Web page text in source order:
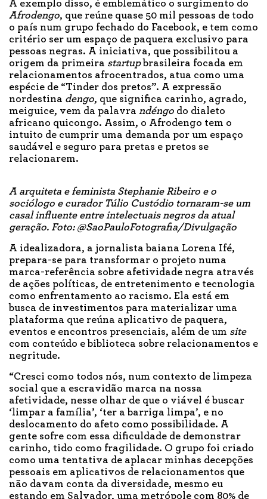
A exemplo disso, é emblemático o surgimento do
Afrodengo, que reúne quase 50 mil pessoas de todo
o país num grupo fechado do Facebook, e tem como
critério ser um espaço de paquera exclusivo para
pessoas negras. A iniciativa, que possibilitou a
origem da primeira startupbrasileira focada em
relacionamentos afrocentrados, atua como uma
espécie de “Tinder dos pretos”. A expressão
nordestina dengo, que significa carinho, agrado,
meiguice, vem da palavra ndéngo do dialeto
africano quicongo. Assim, o Afrodengo tem o
intuito de cumprir uma demanda por um espaço
saudável e seguro para pretas e pretos se
relacionarem.
A arquiteta e feminista Stephanie Ribeiro e o
sociólogo e curador Túlio Custódio tornaram-se um
casal influente entre intelectuais negros da atual
geração. Foto: @SaoPauloFotografia/Divulgação
A idealizadora, a jornalista baiana Lorena Ifé,
prepara-se para transformar o projeto numa
marca-referência sobre afetividade negra através
de ações políticas, de entretenimento e tecnologia
como enfrentamento ao racismo. Ela está em
busca de investimentos para materializar uma
plataforma que reúna aplicativo de paquera,
eventos e encontros presenciais, além de um site
com conteúdo e biblioteca sobre relacionamentos e
negritude.
“Cresci como todos nós, num contexto de limpeza
social que a escravidão marca na nossa
afetividade, nesse olhar de que o viável é buscar
‘limpar a família’, ‘ter a barriga limpa’, e no
deslocamento do afeto como possibilidade. A
gente sofre com essa dificuldade de demonstrar
carinho, tido como fragilidade. O grupo foi criado
como uma tentativa de aplacar minhas decepções
pessoais em aplicativos de relacionamentos que
não davam conta da diversidade, mesmo eu
estando em Salvador, uma metrópole com 80% de